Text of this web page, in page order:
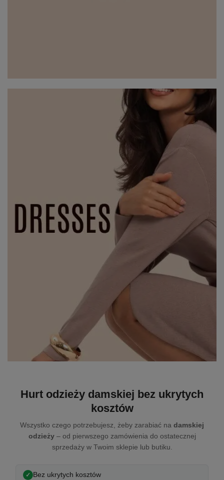
Hurt odzieży damskiej bez ukrytych
kosztów
Wszystko czego potrzebujesz, żeby zarabiać na damskiej
odzieży– od pierwszego zamówienia do ostatecznej
sprzedaży w Twoim sklepie lub butiku.
Bez ukrytych kosztów